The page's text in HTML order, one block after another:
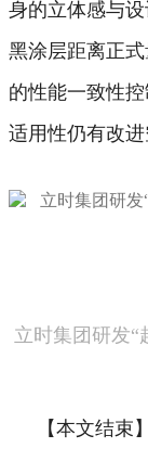
身的立体感与设
黑涂层距离正
的性能一致性
适用性仍有改进
立时集团研发“
【本文结束